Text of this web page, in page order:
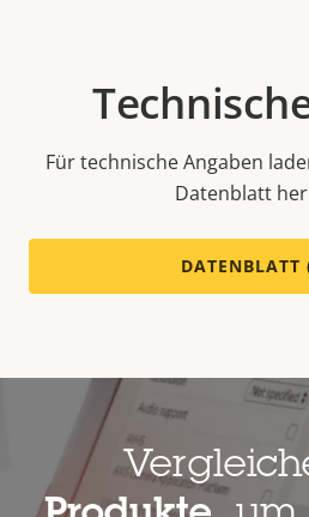
Für technische Angaben
Datenblatt
DATENBLATT